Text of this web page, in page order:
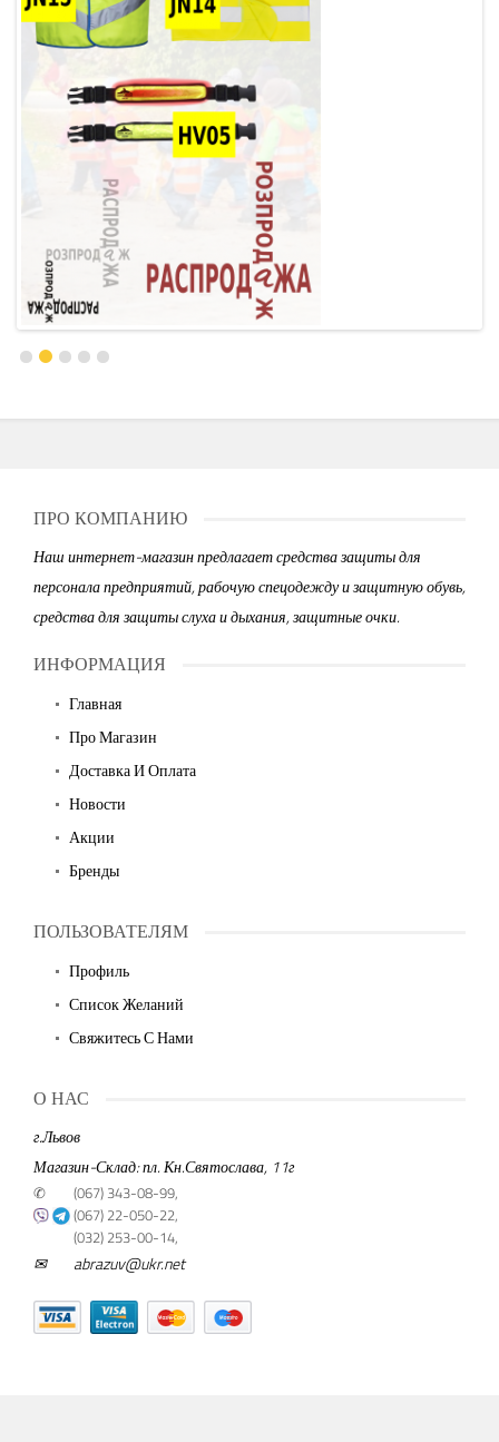
ПРО КОМПАНИЮ
Наш интернет-магазин предлагает средства защиты для
персонала предприятий, рабочую спецодежду и защитную обувь,
средства для защиты слуха и дыхания, защитные очки.
ИНФОРМАЦИЯ
Главная
Про Магазин
Доставка И Оплата
Новости
Акции
Бренды
ПОЛЬЗОВАТЕЛЯМ
Профиль
Список Желаний
Свяжитесь С Нами
О НАС
г.Львов
Магазин-Склад: пл. Кн.Святослава, 11г
✆
(067) 343-08-99,
(067) 22-050-22,
(032) 253-00-14,
✉ abrazuv@ukr.net